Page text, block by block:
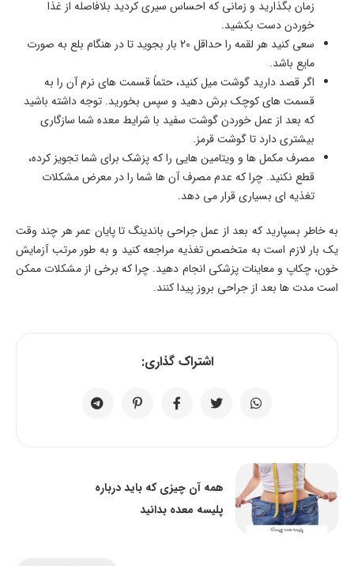
زمان بگذارید و زمانی که احساس سیری کردید بلافاصله از غذا
خوردن دست بکشید.
سعی کنید هر لقمه را حداقل 20 بار بجوید تا در هنگام بلع به صورت
مایع باشد.
اگر قصد دارید گوشت میل کنید، حتماً قسمت های نرم آن را به
قسمت های کوچک برش دهید و سپس بخورید. توجه داشته باشید
که بعد از عمل خوردن گوشت سفید با شرایط معده شما سازگاری
بیشتری دارد تا گوشت قرمز.
مصرف مکمل ها و ویتامین هایی را که پزشک برای شما تجویز کرده،
قطع نکنید. چرا که عدم مصرف آن ها شما را در معرض مشکلات
تغذیه ای بسیاری قرار می دهد.
به خاطر بسپارید که بعد از عمل جراحی باندینگ تا پایان عمر هر چند وقت
یک بار لازم است به متخصص تغذیه مراجعه کنید و به طور مرتب آزمایش
خون، چکاپ و معاینات پزشکی انجام دهید. چرا که برخی از مشکلات ممکن
است مدت ها بعد از جراحی بروز پیدا کنند.
اشتراک گذاری:
همه آن چیزی که باید درباره
پلیسه معده بدانید